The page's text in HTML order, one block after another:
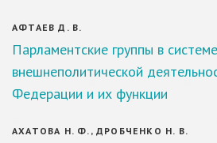
АФТАЕВ Д. В.
Парламентские группы в системе
внешнеполитической
Федерации и их функции
АХАТОВА Н. Ф., ДРОБЧЕНКО Н. В.